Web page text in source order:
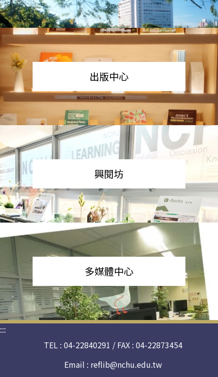
出版中心
興閱坊
多媒體中心
:::
TEL : 04-22840291 / FAX : 04-22873454
Email : reflib@nchu.edu.tw